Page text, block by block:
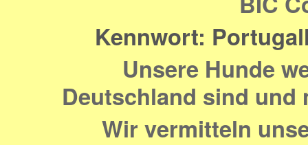
Kennwort:
Unsere Hunde
Deutschland sind
Wir vermitteln